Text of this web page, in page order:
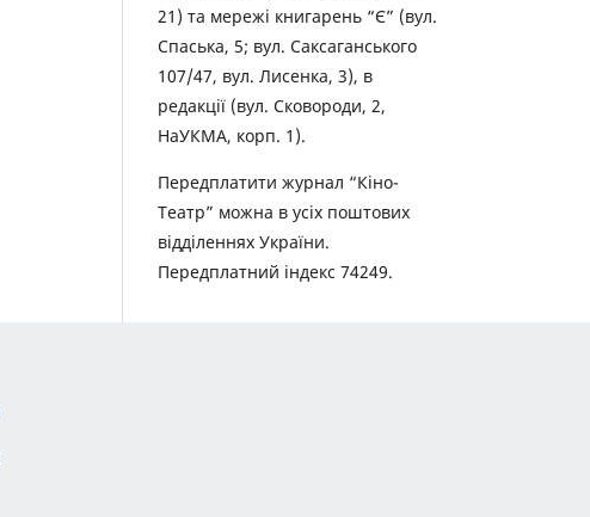
21) та мережі книгарень “Є” (вул.
Спаська, 5; вул. Саксаганського
107/47, вул. Лисенка, 3), в
редакції (вул. Сковороди, 2,
НаУКМА, корп. 1).
Передплатити журнал “Кіно-
Театр” можна в усіх поштових
відділеннях України.
Передплатний індекс 74249.